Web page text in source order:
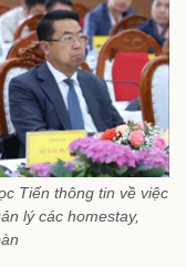
Tiến thông tin về việc
lý các homestay,